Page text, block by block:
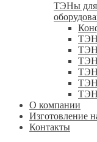
ТЭНы для
О компании
Изготовление
Контакты